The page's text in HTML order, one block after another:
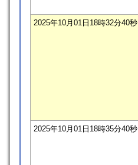
2025年10月01日18時32分40秒
2025年10月01日18時35分40秒